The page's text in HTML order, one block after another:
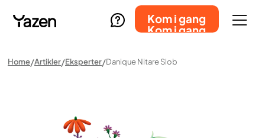
Kom i gang
Kom i gang
Home Artikler Eksperter Danique Nitare Slob